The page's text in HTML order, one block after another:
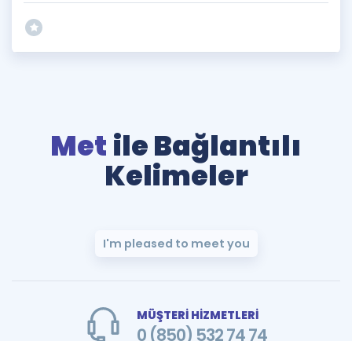
Met ile Bağlantılı
Kelimeler
I'm pleased to meet you
MÜŞTERİ HİZMETLERİ
0 (850) 532 74 74